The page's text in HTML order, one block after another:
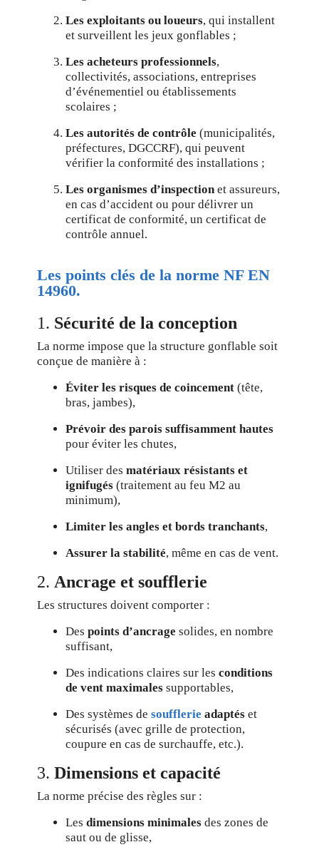
Les exploitants ou loueurs, qui installent
et surveillent les jeux gonflables ;
Les acheteurs professionnels,
collectivités, associations, entreprises
d’événementiel ou établissements
scolaires ;
Les autorités de contrôle (municipalités,
préfectures, DGCCRF), qui peuvent
vérifier la conformité des installations ;
Les organismes d’inspection et assureurs,
en cas d’accident ou pour délivrer un
certificat de conformité, un certificat de
contrôle annuel.
Les points clés de la norme NF EN
14960.
1. Sécurité de la conception
La norme impose que la structure gonflable soit
conçue de manière à :
Éviter les risques de coincement (tête,
bras, jambes),
Prévoir des parois suffisamment hautes
pour éviter les chutes,
Utiliser desmatériaux résistants et
ignifugés (traitement au feu M2 au
minimum),
Limiter les angles et bords tranchants,
Assurer la stabilité, même en cas de vent.
2. Ancrage et soufflerie
Les structures doivent comporter :
Despoints d’ancrage solides, en nombre
suffisant,
Des indications claires sur lesconditions
de vent maximales supportables,
Des systèmes desoufflerie adaptés et
sécurisés (avec grille de protection,
coupure en cas de surchauffe, etc.).
3.Dimensions et capacité
La norme précise des règles sur :
Lesdimensions minimales des zones de
saut ou de glisse,